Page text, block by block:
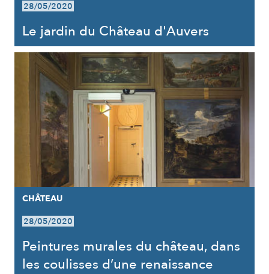
28/05/2020
Le jardin du Château d'Auvers
CHÂTEAU
28/05/2020
Peintures murales du château, dans
les coulisses d’une renaissance